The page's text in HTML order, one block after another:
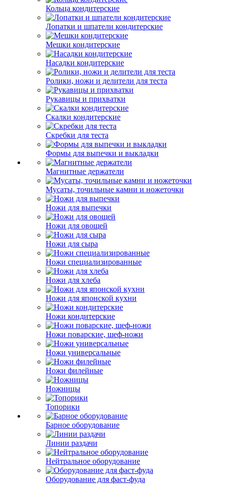
Кольца кондитерские
Лопатки и шпатели кондитерские
Мешки кондитерские
Насадки кондитерские
Ролики, ножи и делители для теста
Рукавицы и прихватки
Скалки кондитерские
Скребки для теста
Формы для выпечки и выкладки
Магнитные держатели
Мусаты, точильные камни и ножеточки
Ножи для выпечки
Ножи для овощей
Ножи для сыра
Ножи специализированные
Ножи для хлеба
Ножи для японской кухни
Ножи кондитерские
Ножи поварские, шеф-ножи
Ножи универсальные
Ножи филейные
Ножницы
Топорики
Барное оборудование
Линии раздачи
Нейтральное оборудование
Оборудование для фаст-фуда